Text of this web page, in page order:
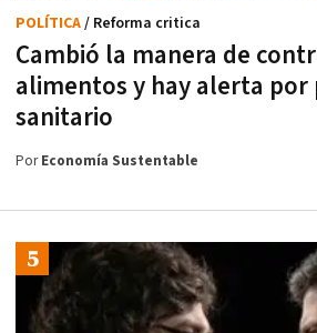
Cambió la manera de
alimentos y hay alerta por
sanitario
POLÍTICA/ Reforma critica
PorEconomía Sustentable